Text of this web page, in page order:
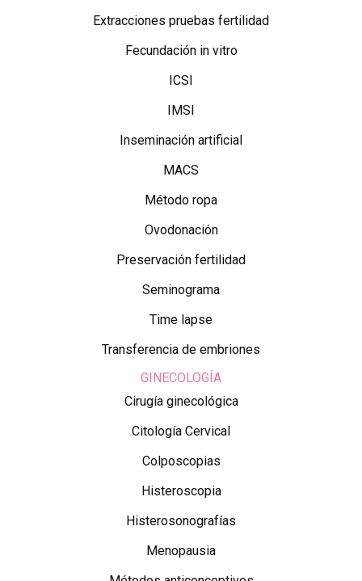
Extracciones pruebas fertilidad
Fecundación in vitro
ICSI
IMSI
Inseminación artificial
MACS
Método ropa
Ovodonación
Preservación fertilidad
Seminograma
Time lapse
Transferencia de embriones
GINECOLOGÍA
Cirugía ginecológica
Citología Cervical
Colposcopias
Histeroscopia
Histerosonografías
Menopausia